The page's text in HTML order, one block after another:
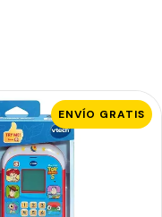
ENVÍO GRATIS